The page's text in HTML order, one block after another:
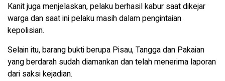
Kanit juga menjelaskan, pelaku berhasil kabur saat dikejar
warga dan saat ini pelaku masih dalam pengintaian
kepolisian.
Selain itu, barang bukti berupa Pisau, Tangga dan Pakaian
yang berdarah sudah diamankan dan telah menerima laporan
dari saksi kejadian.